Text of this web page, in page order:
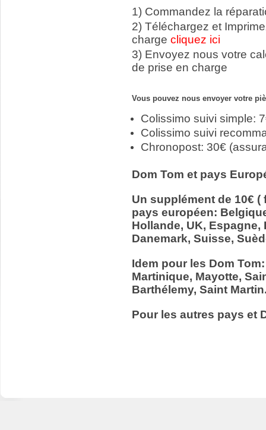
1) Commandez la
2) Téléchargez et
charge cliquez ici
3) Envoyez nous votre
de prise en charge
Vous pouvez nous envoyer votre
Colissimo suivi simple:
Colissimo suivi
Chronopost: 30€
Dom Tom et pays
Un supplément de 10€
pays européen:
Hollande, UK,
Danemark, Suisse,
Idem pour les Dom
Martinique, Mayotte,
Barthélemy, Saint
Pour les autres pays et